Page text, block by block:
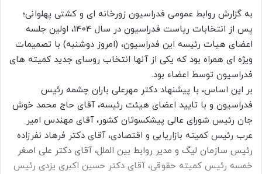
به گزارش روابط عمومی فدراسیون زورخانه ای و کشتی پهلوانی؛
پس از انتخابات ریاست فدراسیون در سال 1404، اولین جلسه
اعضای هیات رئیسه این فدراسیون، (امروز دوشنبه) با تصمیمات
ویژه ای همراه بود که یکی از آنها انتخاب روسای جدید کمیته های
فدراسیون توسط اعضاء بود.
بر این اساس، با پیشنهاد دکتر مهرعلی باران چشمه رئیس
فدراسیون و با تایید اعضای هیئت رئیسه، آقای حاج محمد خوش
جان رئیس شورای عالی پیشکسوتان کشور، آقای مهندس امیر
عرب رئیس کمیته بازاریابی و اقتصادی، آقای دکتر فرهاد نفرزاده
رئیس سازمان لیگ و مدیر روابط بین الملل، آقای دکتر علی اصغر
خمسه رئیس کمیته حقوقی، آقای دکتر حسین اکبری یزدی رئیس